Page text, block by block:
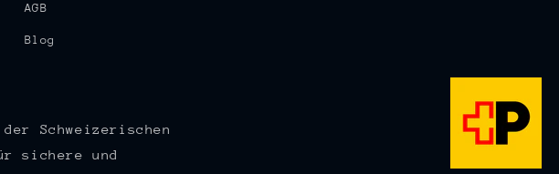
AGB
Blog
Schweizerischen
sichere und